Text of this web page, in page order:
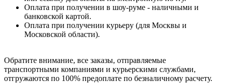
Оплата при получении в шоу-руме - наличными и
банковской картой.
Оплата при получении курьеру (для Москвы и
Московской области).
Обратите внимание, все заказы, отправляемые
транспортными компаниями и курьерскими службами,
отгружаются по 100% предоплате по безналичному расчету.